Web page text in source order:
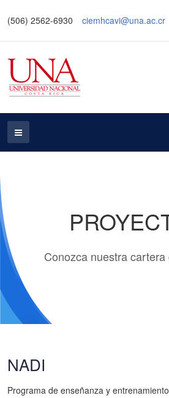
(506) 2562-6930 ciemhcavi@una.ac.cr
Conozca nuestra
NADI
Programa de enseñanza y